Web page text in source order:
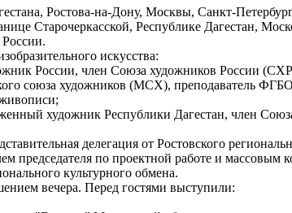
Ростова-на-Дону, Москвы, Санкт-
Старочеркасской, Республике Дагестан,
России.
искусства:
России, член Союза художников России
союза художников (МСХ), преподаватель
художник Республики Дагестан, член
делегация от Ростовского
председателя по проектной работе и
культурного обмена.
вечера. Перед гостями выступили: